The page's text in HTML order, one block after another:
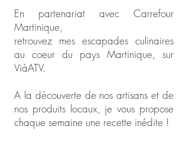
En partenariat avec Carrefour
Martinique,
retrouvez mes escapades culinaires
au coeur du pays Martinique, sur
ViàATV.
A la découverte de nos artisans et de
nos produits locaux, je vous propose
chaque semaine une recette inédite !